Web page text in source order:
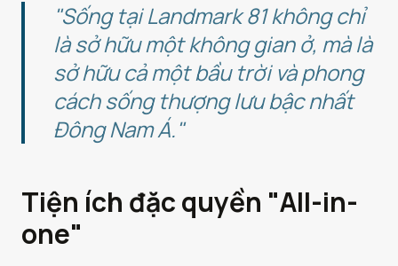
"Sống tại Landmark 81 không chỉ
là sở hữu một không gian ở, mà là
sở hữu cả một bầu trời và phong
cách sống thượng lưu bậc nhất
Đông Nam Á."
Tiện ích đặc quyền "All-in-
one"